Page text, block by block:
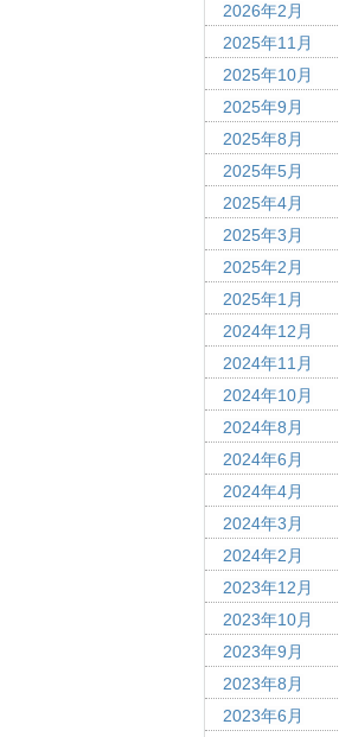
2026年2月
2025年11月
2025年10月
2025年9月
2025年8月
2025年5月
2025年4月
2025年3月
2025年2月
2025年1月
2024年12月
2024年11月
2024年10月
2024年8月
2024年6月
2024年4月
2024年3月
2024年2月
2023年12月
2023年10月
2023年9月
2023年8月
2023年6月